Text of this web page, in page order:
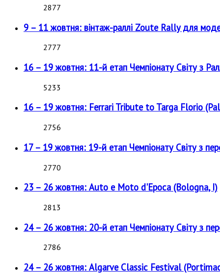
2877
9 – 11 жовтня: вінтаж-раллі Zoute Rally для
2777
16 – 19 жовтня: 11-й етап Чемпіонату Світу з
5233
16 – 19 жовтня: Ferrari Tribute to Targa Florio
2756
17 – 19 жовтня: 19-й етап Чемпіонату Світу з
2770
23 – 26 жовтня: Auto e Moto d'Epoca (Bologna, I)
2813
24 – 26 жовтня: 20-й етап Чемпіонату Світу з
2786
24 – 26 жовтня: Algarve Classic Festival